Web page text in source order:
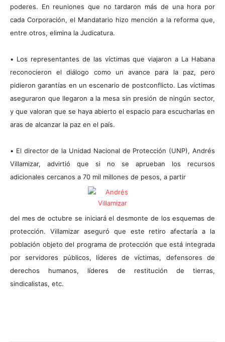
poderes. En reuniones que no tardaron más de una hora por
cada Corporación, el Mandatario hizo mención a la reforma que,
entre otros, elimina la Judicatura.
• Los representantes de las víctimas que viajaron a La Habana
reconocieron el diálogo como un avance para la paz, pero
pidieron garantías en un escenario de postconflicto. Las víctimas
aseguraron que llegaron a la mesa sin presión de ningún sector,
y que valoran que se haya abierto el espacio para escucharlas en
aras de alcanzar la paz en el país.
• El director de la Unidad Nacional de Protección (UNP), Andrés
Villamizar, advirtió que si no se aprueban los recursos
adicionales cercanos a 70 mil millones de pesos, a partir
del mes de octubre se iniciará el desmonte de los esquemas de
protección. Villamizar aseguró que este retiro afectaría a la
población objeto del programa de protección que está integrada
por servidores públicos, líderes de víctimas, defensores de
derechos humanos, líderes de restitución de tierras,
sindicalistas, etc.